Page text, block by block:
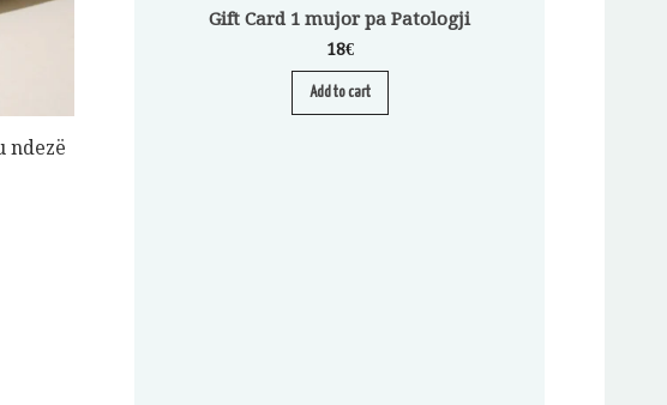
ndezë
Patologji Gift Card 1 mujor pa Patologji
18€
Add to cart